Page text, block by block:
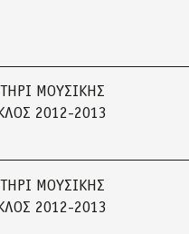
ΜΟΥΣΙΚΗΣ
2012-2013
ΜΟΥΣΙΚΗΣ
2012-2013